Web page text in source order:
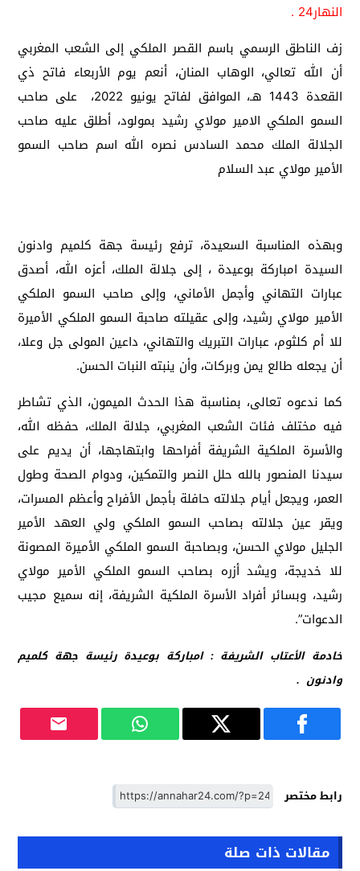
النهار24 .
زف الناطق الرسمي باسم القصر الملكي إلى الشعب المغربي
أن الله تعالي، الوهاب المنان، أنعم يوم الأربعاء فاتح ذي
القعدة 1443 هـ، الموافق لفاتح يونيو 2022، على صاحب
السمو الملكي الامير مولاي رشيد بمولود، أطلق عليه صاحب
الجلالة الملك محمد السادس نصره الله اسم صاحب السمو
الأمير مولاي عبد السلام
وبهذه المناسبة السعيدة، ترفع رئيسة جهة كلميم وادنون
السيدة امباركة بوعيدة ، إلى جلالة الملك، أعزه الله، أصدق
عبارات التهاني وأجمل الأماني، وإلى صاحب السمو الملكي
الأمير مولاي رشيد، وإلى عقيلته صاحبة السمو الملكي الأميرة
للا أم كلثوم، عبارات التبريك والتهاني، داعين المولى جل وعلا،
أن يجعله طالع يمن وبركات، وأن ينبته النبات الحسن.
كما ندعوه تعالى، بمناسبة هذا الحدث الميمون، الذي تشاطر
فيه مختلف فئات الشعب المغربي، جلالة الملك، حفظه الله،
والأسرة الملكية الشريفة أفراحها وابتهاجها، أن يديم على
سيدنا المنصور بالله حلل النصر والتمكين، ودوام الصحة وطول
العمر، ويجعل أيام جلالته حافلة بأجمل الأفراح وأعظم المسرات،
ويقر عين جلالته بصاحب السمو الملكي ولي العهد الأمير
الجليل مولاي الحسن، وبصاحبة السمو الملكي الأميرة المصونة
للا خديجة، ويشد أزره بصاحب السمو الملكي الأمير مولاي
رشيد، وبسائر أفراد الأسرة الملكية الشريفة، إنه سميع مجيب
الدعوات”.
خادمة الأعتاب الشريفة : امباركة بوعيدة رئيسة جهة كلميم
وادنون .
رابط مختصر
مقالات ذات صلة